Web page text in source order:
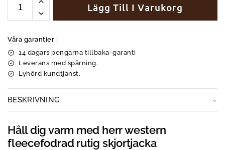
Lägg Till I Varukorg
Våra garantier :
14 dagars pengarna tillbaka-garanti
Leverans med spårning.
Lyhörd kundtjänst.
BESKRIVNING
Håll dig varm med herr western
fleecefodrad rutig skjortjacka